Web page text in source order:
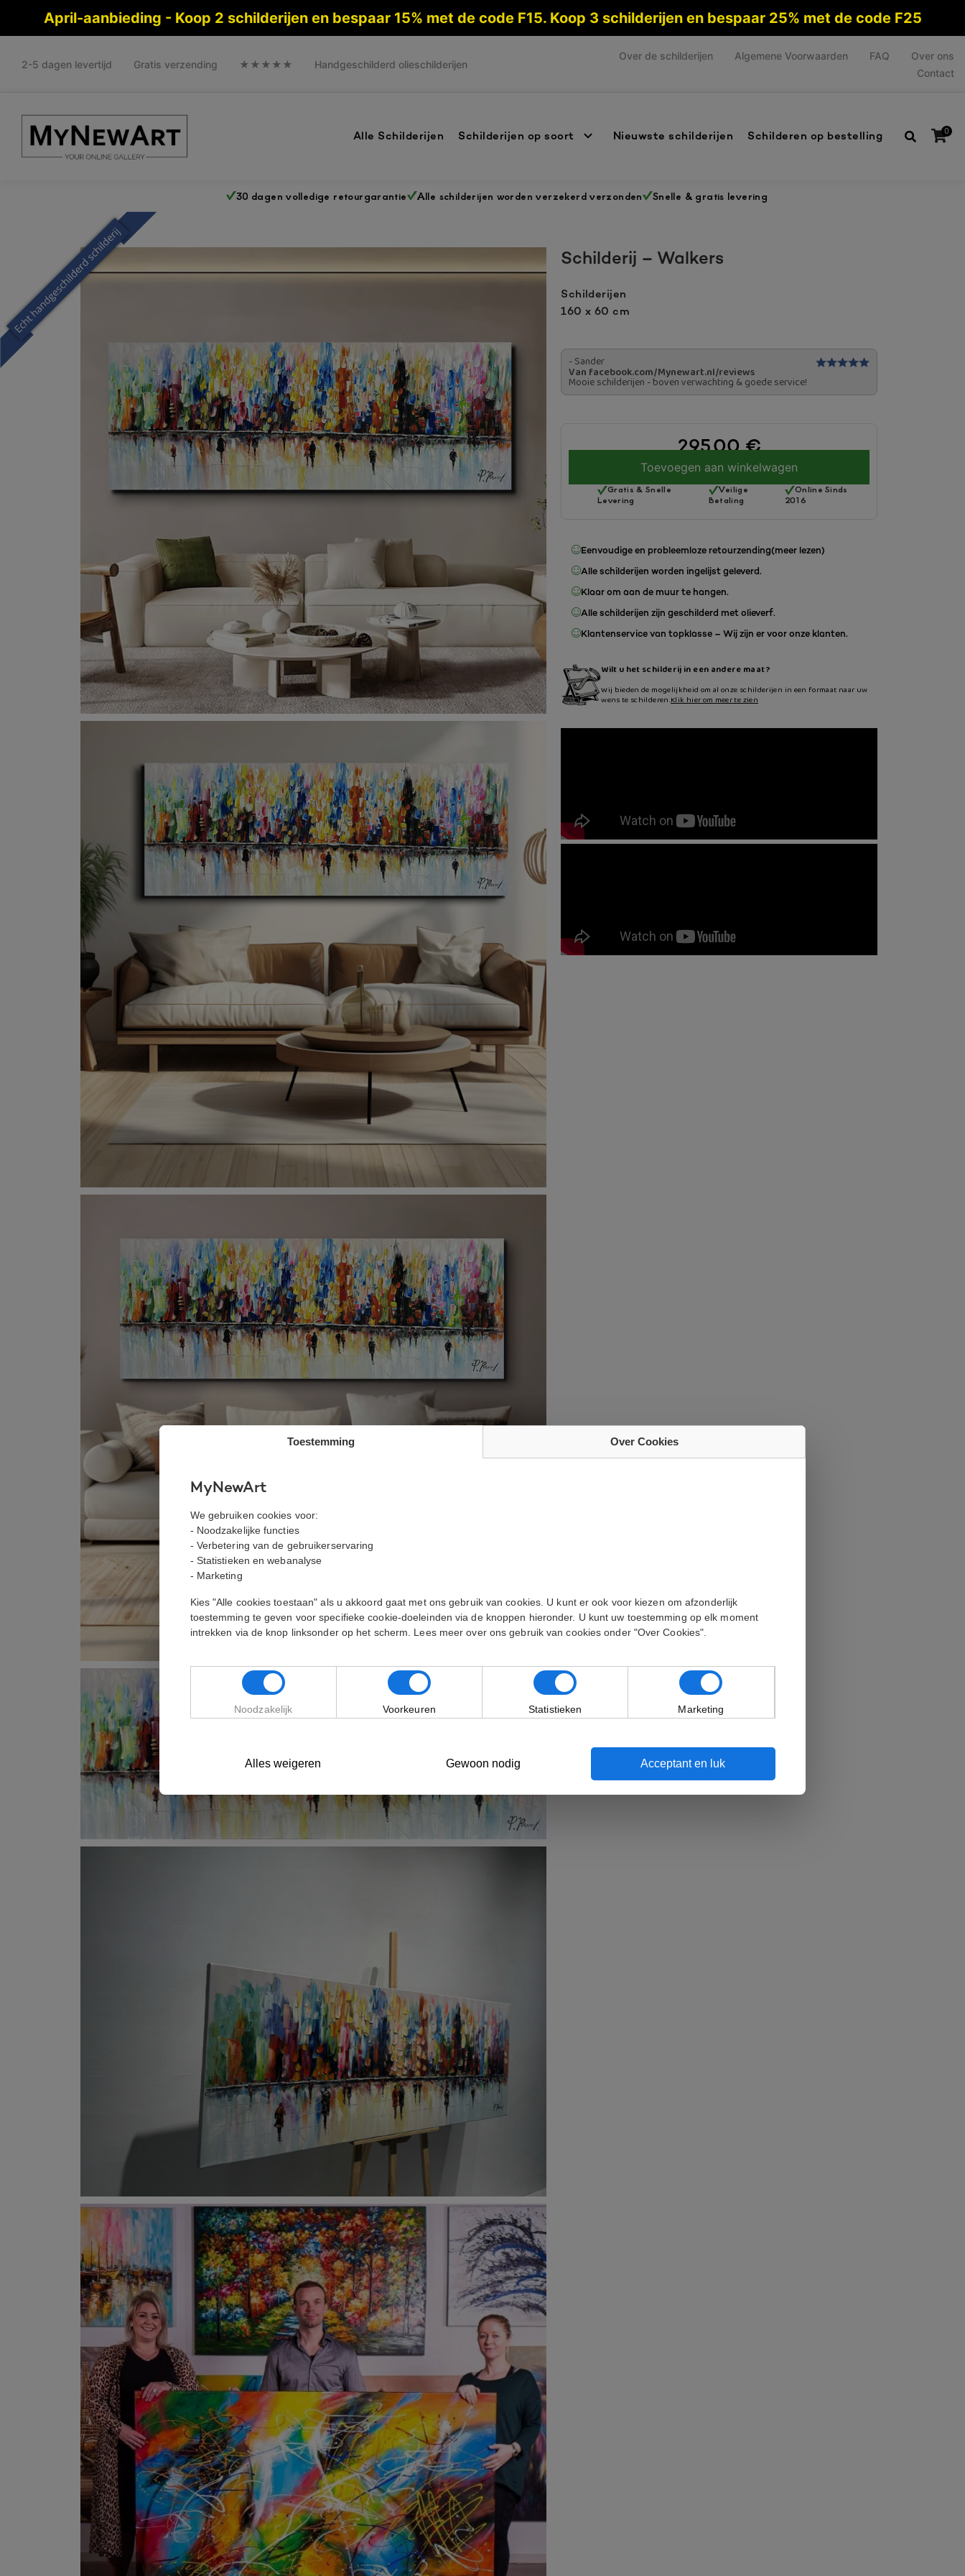
April-aanbieding - Koop 2 schilderijen en bespaar 15% met de code F15. Koop 3 schilderijen en bespaar 25% met de code F25
2-5 dagen levertijd Gratis verzending ★★★★★ Handgeschilderd olieschilderijen
Over de schilderijen Algemene Voorwaarden FAQ
Over ons
Contact
Alle Schilderijen Schilderijen op soort Nieuwste schilderijen Schilderen op bestelling 0
30 dagen volledige retourgarantie Alle schilderijen worden verzekerd verzonden Snelle & gratis levering
Schilderij – Walkers
Schilderijen
160 x 60 cm
- Sander
Van facebook.com/Mynewart.nl/reviews
Mooie schilderijen - boven verwachting & goede service!
295.00€
Toevoegen aan winkelwagen
Gratis & Snelle
Levering
Veilige
Betaling
Online Sinds
2016
Eenvoudige en probleemloze retourzending(meer lezen)
Alle schilderijen worden ingelijst geleverd.
Klaar om aan de muur te hangen.
Alle schilderijen zijn geschilderd met olieverf.
Klantenservice van topklasse – Wij zijn er voor onze klanten.
Wilt u het schilderij in een andere maat?
Wij bieden de mogelijkheid om al onze schilderijen in een formaat naar uw
wens te schilderen.Klik hier om meer te zien
Toestemming Over Cookies
MyNewArt
We gebruiken cookies voor:
- Noodzakelijke functies
- Verbetering van de gebruikerservaring
- Statistieken en webanalyse
- Marketing
Kies "Alle cookies toestaan" als u akkoord gaat met ons gebruik van cookies. U kunt er ook voor kiezen om afzonderlijk
toestemming te geven voor specifieke cookie-doeleinden via de knoppen hieronder. U kunt uw toestemming op elk moment
intrekken via de knop linksonder op het scherm. Lees meer over ons gebruik van cookies onder "Over Cookies".
Noodzakelijk Voorkeuren Statistieken Marketing
Alles weigeren Gewoon nodig Acceptant en luk